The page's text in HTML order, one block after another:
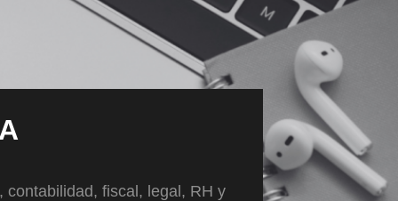
contabilidad, fiscal, legal, RH y